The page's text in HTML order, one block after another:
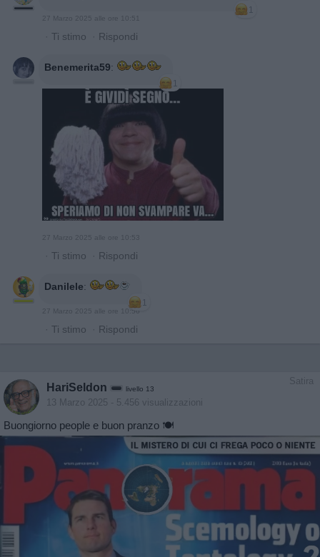
1
27 Marzo 2025 alle ore 10:51
· Ti stimo · Rispondi
Benemerita59:
1
27 Marzo 2025 alle ore 10:53
· Ti stimo · Rispondi
Danilele:
1
27 Marzo 2025 alle ore 10:56
· Ti stimo · Rispondi
Satira
HariSeldon livello 13
13 Marzo 2025 - 5.456 visualizzazioni
Buongiorno people e buon pranzo 🍽